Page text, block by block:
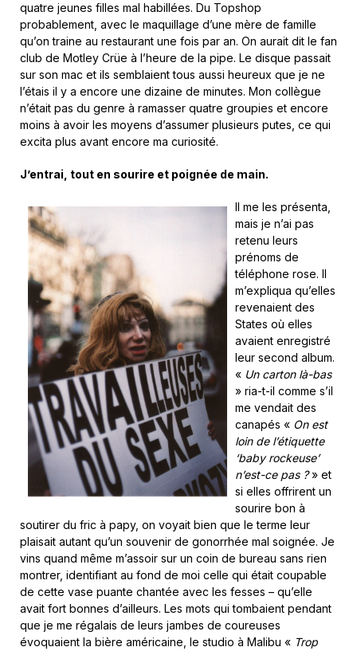
quatre jeunes filles mal habillées. Du Topshop
probablement, avec le maquillage d’une mère de famille
qu’on traine au restaurant une fois par an. On aurait dit le fan
club de Motley Crüe à l’heure de la pipe. Le disque passait
sur son mac et ils semblaient tous aussi heureux que je ne
l’étais il y a encore une dizaine de minutes. Mon collègue
n’était pas du genre à ramasser quatre groupies et encore
moins à avoir les moyens d’assumer plusieurs putes, ce qui
excita plus avant encore ma curiosité.
J’entrai, tout en sourire et poignée de main.
Il me les présenta,
mais je n’ai pas
retenu leurs
prénoms de
téléphone rose. Il
m’expliqua qu’elles
revenaient des
States où elles
avaient enregistré
leur second album.
« Un carton là-bas
» ria-t-il comme s’il
me vendait des
canapés « On est
loin de l’étiquette
‘baby rockeuse’
n’est-ce pas ?» et
si elles offrirent un
sourire bon à
soutirer du fric à papy, on voyait bien que le terme leur
plaisait autant qu’un souvenir de gonorrhée mal soignée. Je
vins quand même m’assoir sur un coin de bureau sans rien
montrer, identifiant au fond de moi celle qui était coupable
de cette vase puante chantée avec les fesses – qu’elle
avait fort bonnes d’ailleurs. Les mots qui tombaient pendant
que je me régalais de leurs jambes de coureuses
évoquaient la bière américaine, le studio à Malibu « Trop